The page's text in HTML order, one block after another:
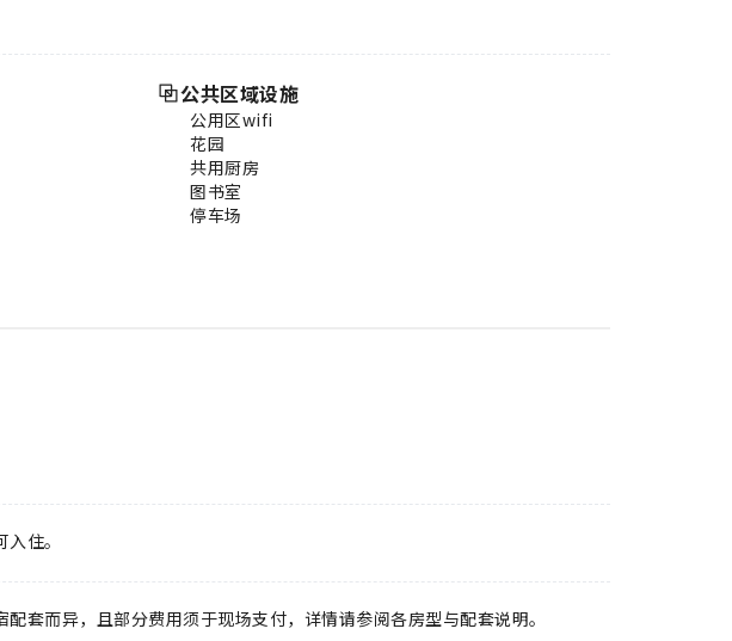
公共区域设施
公用区wifi
花园
共用厨房
图书室
停车场
住。
套而异，且部分费用须于现场支付，详情请参阅各房型与配套说明。